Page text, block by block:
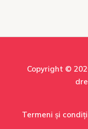
Copyright ©
Termeni și